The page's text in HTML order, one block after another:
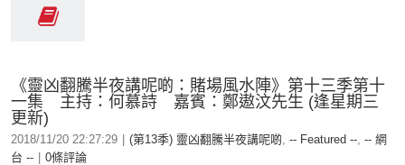
《靈凶翻騰半夜講呢啲：賭場風水陣》第十三季第十
一集 主持：何慕詩 嘉賓：鄭遨汶先生 (逢星期三
更新)
2018/11/20 22:27:29 (第13季) 靈凶翻騰半夜講呢啲, -- Featured --, -- 網
台 --
0條評論